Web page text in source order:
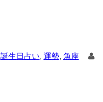
誕生日占い, 運勢, 魚座